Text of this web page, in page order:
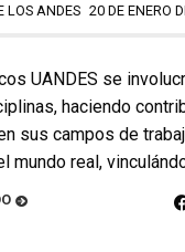
LOS ANDES 20 DE ENERO
UANDES se
haciendo
sus campos de
mundo real,